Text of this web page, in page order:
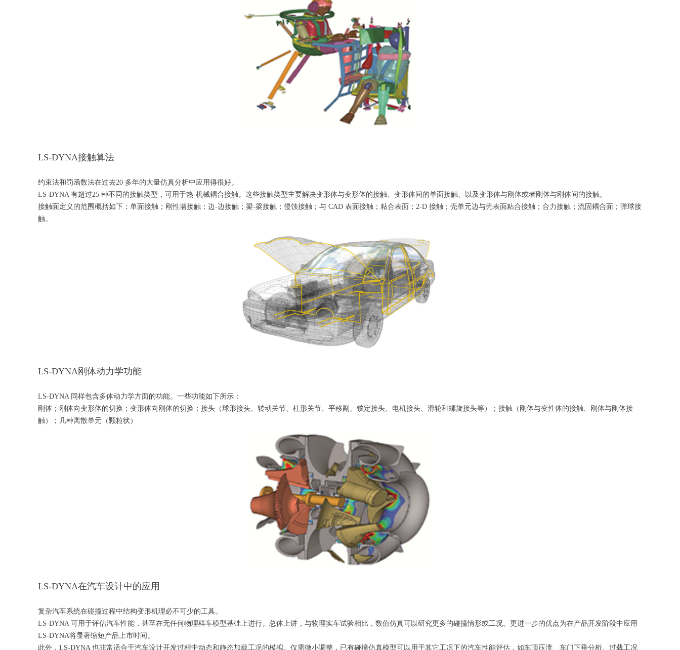
LS-DYNA接触算法
约束法和罚函数法在过去20 多年的大量仿真分析中应用得很好。
LS-DYNA 有超过25 种不同的接触类型，可用于热-机械耦合接触。这些接触类型主要解决变形体与变形体的接触、变形体间的单面接触、以及变形体与刚体或者刚体与刚体间的接触。
接触面定义的范围概括如下：单面接触；刚性墙接触；边-边接触；梁-梁接触；侵蚀接触；与 CAD 表面接触；粘合表面；2-D 接触；壳单元边与壳表面粘合接触；合力接触；流固耦合面；弹球接
触。
LS-DYNA刚体动力学功能
LS-DYNA 同样包含多体动力学方面的功能。一些功能如下所示：
刚体；刚体向变形体的切换；变形体向刚体的切换；接头（球形接头、转动关节、柱形关节、平移副、锁定接头、电机接头、滑轮和螺旋接头等）；接触（刚体与变性体的接触、刚体与刚体接
触）；几种离散单元（颗粒状）
LS-DYNA在汽车设计中的应用
复杂汽车系统在碰撞过程中结构变形机理必不可少的工具。
LS-DYNA 可用于评估汽车性能，甚至在无任何物理样车模型基础上进行。总体上讲，与物理实车试验相比，数值仿真可以研究更多的碰撞情形或工况。更进一步的优点为在产品开发阶段中应用
LS-DYNA将显著缩短产品上市时间。
此外，LS-DYNA 也非常适合于汽车设计开发过程中动态和静态加载工况的模拟。仅需微小调整，已有碰撞仿真模型可以用于其它工况下的汽车性能评估，如车顶压溃、车门下垂分析、过载工况